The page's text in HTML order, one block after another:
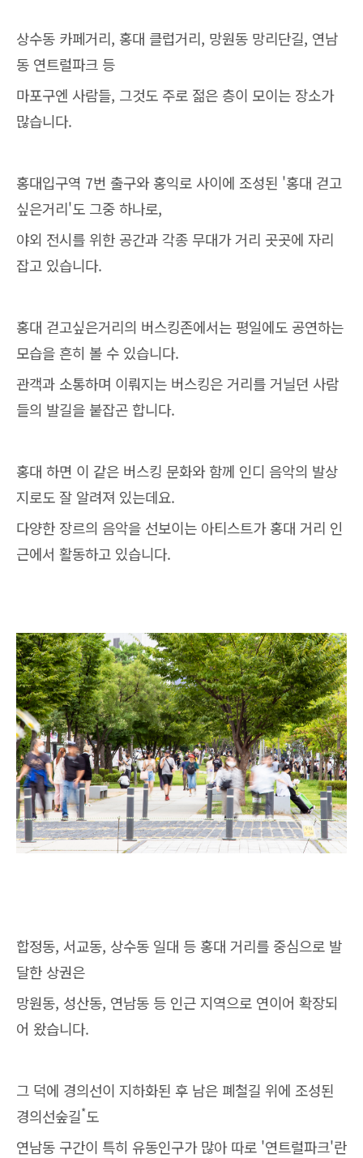
상수동 카페거리, 홍대 클럽거리, 망원동 망리단길, 연남
동 연트럴파크 등
마포구엔 사람들, 그것도 주로 젊은 층이 모이는 장소가
많습니다.
홍대입구역 7번 출구와 홍익로 사이에 조성된 '홍대 걷고
싶은거리'도 그중 하나로,
야외 전시를 위한 공간과 각종 무대가 거리 곳곳에 자리
잡고 있습니다.
홍대 걷고싶은거리의 버스킹존에서는 평일에도 공연하는
모습을 흔히 볼 수 있습니다.
관객과 소통하며 이뤄지는 버스킹은 거리를 거닐던 사람
들의 발길을 붙잡곤 합니다.
홍대 하면 이 같은 버스킹 문화와 함께 인디 음악의 발상
지로도 잘 알려져 있는데요.
다양한 장르의 음악을 선보이는 아티스트가 홍대 거리 인
근에서 활동하고 있습니다.
합정동, 서교동, 상수동 일대 등 홍대 거리를 중심으로 발
달한 상권은
망원동, 성산동, 연남동 등 인근 지역으로 연이어 확장되
어 왔습니다.
그 덕에 경의선이 지하화된 후 남은 폐철길 위에 조성된
경의선숲길*도
연남동 구간이 특히 유동인구가 많아 따로 '연트럴파크'란